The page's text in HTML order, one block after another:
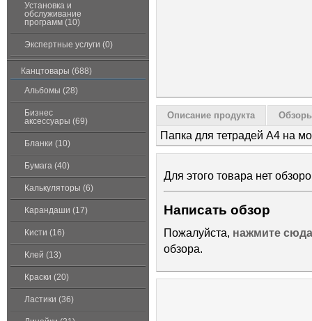
Установка и
обслуживание
программ (10)
Экспертные услуги (0)
Канцтовары (688)
Альбомы (28)
Бизнес
аксессуары (69)
Бланки (10)
Бумага (40)
Калькуляторы (6)
Карандаши (17)
Кисти (16)
Клей (13)
Краски (20)
Ластики (36)
Описание продукта
Папка для тетрадей А4 на
Для этого товара нет
Написать обзор
Пожалуйста, нажмите сюда
обзора.